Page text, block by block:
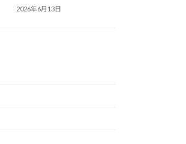
2026年6月13日